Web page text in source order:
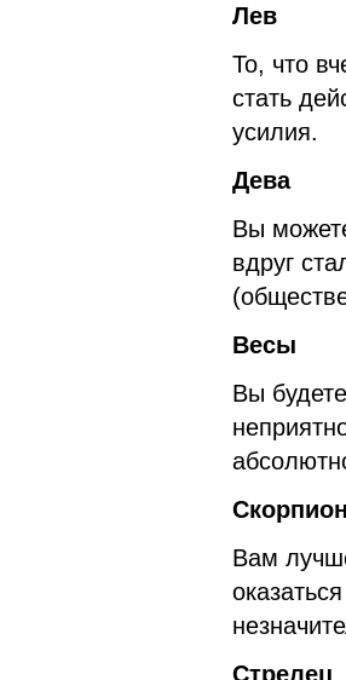
Лев
То, что
стать
усилия.
Дева
Вы
вдруг
Весы
Вы
Скорпион
Вам
Стрелец